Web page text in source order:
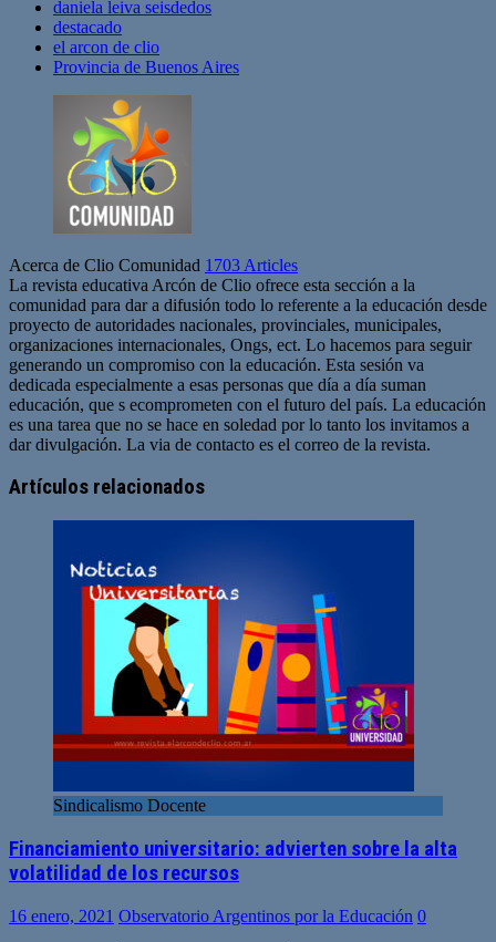
daniela leiva seisdedos
destacado
el arcon de clio
Provincia de Buenos Aires
Acerca de Clio Comunidad 1703 Articles
La revista educativa Arcón de Clio ofrece esta sección a la
comunidad para dar a difusión todo lo referente a la educación desde
proyecto de autoridades nacionales, provinciales, municipales,
organizaciones internacionales, Ongs, ect. Lo hacemos para seguir
generando un compromiso con la educación. Esta sesión va
dedicada especialmente a esas personas que día a día suman
educación, que s ecomprometen con el futuro del país. La educación
es una tarea que no se hace en soledad por lo tanto los invitamos a
dar divulgación. La via de contacto es el correo de la revista.
web
Artículos relacionados
Sindicalismo Docente
Financiamiento universitario: advierten sobre la alta
volatilidad de los recursos
16 enero, 2021 Observatorio Argentinos por la Educación 0